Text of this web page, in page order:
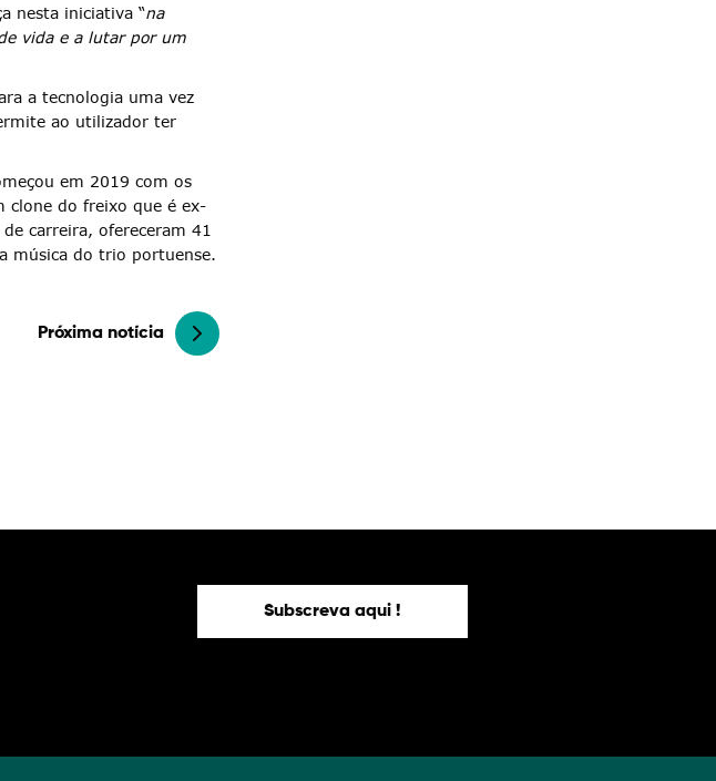
nesta iniciativa “na
vida e a lutar por um
a tecnologia uma vez
ao utilizador ter
em 2019 com os
clone do freixo que é ex-
carreira, ofereceram 41
música do trio portuense.
Próxima notícia
Subscreva aqui !